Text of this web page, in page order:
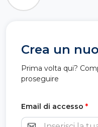
Crea un
Prima volta qui?
proseguire
Email di accesso *